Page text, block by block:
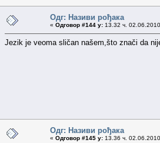
Одг: Називи рођака
« Одговор #144 у: 13.32 ч.
Jezik je veoma sličan našem,što znači da
Одг: Називи рођака
« Одговор #145 у: 13.36 ч.